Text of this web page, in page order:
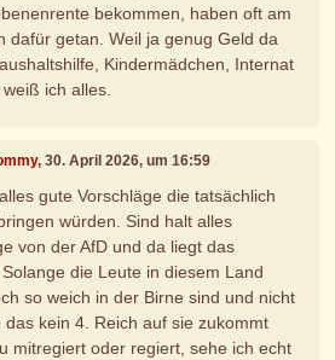
bekommen, haben oft am
dafür getan. Weil ja genug Geld da
Kindermädchen, Internat
ich alles.
, 30. April 2026, um 16:59
gute Vorschläge die tatsächlich
würden. Sind halt alles
von der AfD und da liegt das
die Leute in diesem Land
so weich in der Birne sind und nicht
das kein 4. Reich auf sie zukommt
mitregiert oder regiert, sehe ich echt